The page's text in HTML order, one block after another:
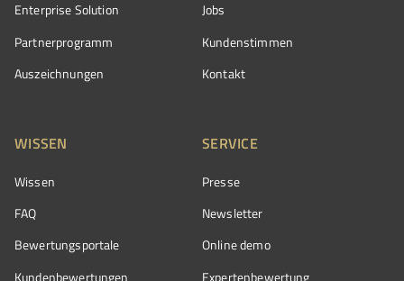
Enterprise Solution
Partnerprogramm
Auszeichnungen
Jobs
Kundenstimmen
Kontakt
WISSEN
Wissen
FAQ
Bewertungsportale
Kundenbewertungen
SERVICE
Presse
Newsletter
Online demo
Expertenbewertung